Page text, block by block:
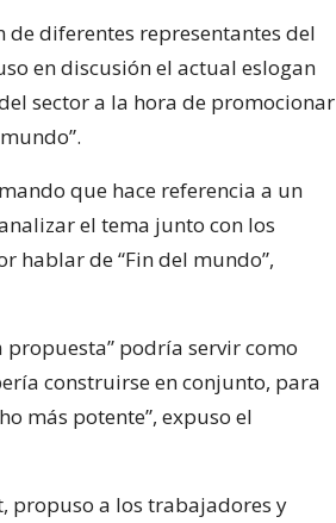
diferentes representantes del
en discusión el actual eslogan
sector a la hora de promocionar
que hace referencia a un
el tema junto con los
hablar de “Fin del mundo”,
podría servir como
construirse en conjunto, para
más potente”, expuso el
propuso a los trabajadores y